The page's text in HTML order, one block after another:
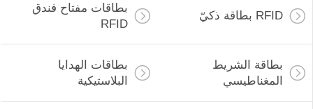
RFID بطاقة ذكيّ
بطاقات مفتاح فندق
RFID
بطاقة الشريط
المغناطيسي
بطاقات الهدايا
البلاستيكية